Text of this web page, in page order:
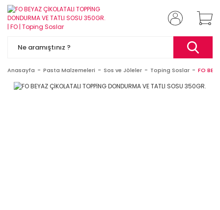
Anasayfa Pasta Malzemeleri Sos ve Jöleler Toping Soslar FO